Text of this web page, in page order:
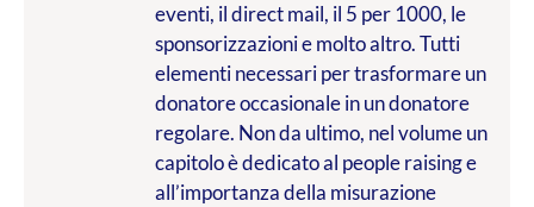
eventi, il direct mail, il 5 per 1000, le
sponsorizzazioni e molto altro. Tutti
elementi necessari per trasformare un
donatore occasionale in un donatore
regolare. Non da ultimo, nel volume un
capitolo è dedicato al people raising e
all’importanza della misurazione